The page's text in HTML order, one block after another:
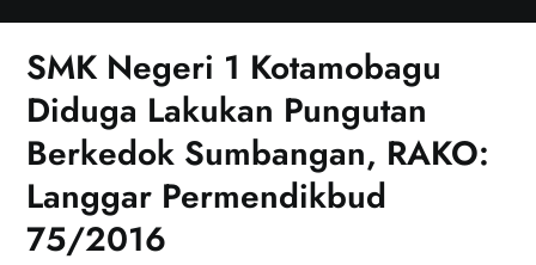
SMK Negeri 1 Kotamobagu
Diduga Lakukan Pungutan
Berkedok Sumbangan, RAKO:
Langgar Permendikbud
75/2016